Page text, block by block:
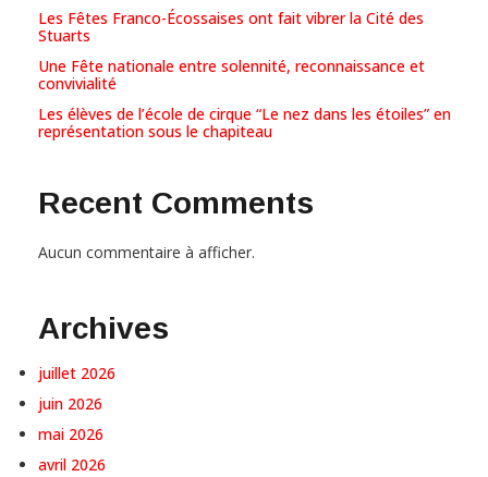
Les Fêtes Franco-Écossaises ont fait vibrer la Cité des
Stuarts
Une Fête nationale entre solennité, reconnaissance et
convivialité
Les élèves de l’école de cirque “Le nez dans les étoiles” en
représentation sous le chapiteau
Recent Comments
Aucun commentaire à afficher.
Archives
juillet 2026
juin 2026
mai 2026
avril 2026